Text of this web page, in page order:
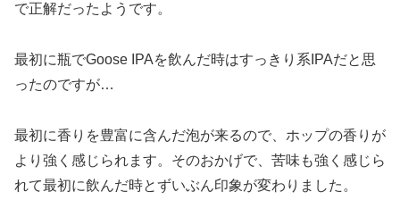
で正解だったようです。
最初に瓶でGoose IPAを飲んだ時はすっきり系IPAだと思
ったのですが…
最初に香りを豊富に含んだ泡が来るので、ホップの香りが
より強く感じられます。そのおかげで、苦味も強く感じら
れて最初に飲んだ時とずいぶん印象が変わりました。